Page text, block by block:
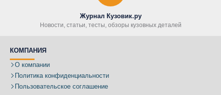
Журнал Кузовик.ру
Новости, статьи, тесты, обзоры кузовных деталей
КОМПАНИЯ
О компании
Политика конфиденциальности
Пользовательское соглашение